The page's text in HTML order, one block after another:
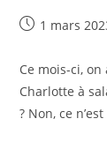
Publication
1 mars
Ce mois-ci,
Charlotte à
? Non, ce